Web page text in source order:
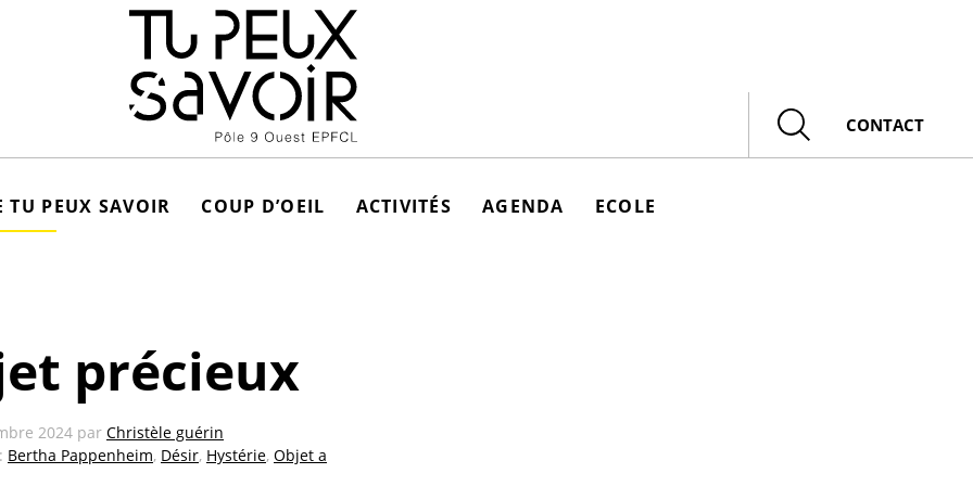
Rechercher
CONTACT
TU PEUX SAVOIR COUP D’OEIL ACTIVITÉS AGENDA ECOLE
précieux
2024 par Christèle guérin
Bertha Pappenheim, Désir, Hystérie, Objet a